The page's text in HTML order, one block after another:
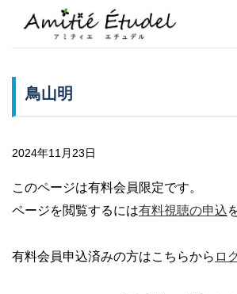
鳥山明
2024年11月23日
このページは有料会員限定です。
ページを閲覧するには有料視聴の申込
有料会員申込済みの方はこちらから ロ